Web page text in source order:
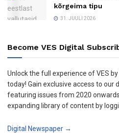
kõrgeima tipu
31. JUULI 2026
Become VES Digital
Unlock the full experience of VES
today! Gain exclusive access to our
featuring issues from 2020
expanding library of content by
Digital Newspaper →